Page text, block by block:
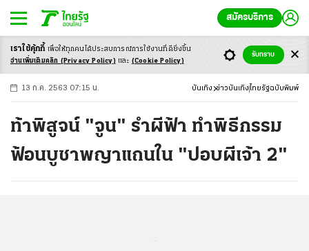
สมัครบริการ
-ก ก ก+
13 ก.ค. 2563 07:15 น. บันเทิง ข่าวบันเทิง ไทยรัฐฉบับพิมพ์
ท้าพิสูจน์ "จูน" รำผีฟ้า ทำพิธีกรรม
ฟ้อนบูชาพญาแถนใน "ปอบผีเจ้า 2"
เราใช้คุ้กกี้ เพื่อให้ทุกคนได้ประสบการณ์การใช้งานที่ดียิ่งขึ้น
อ่านเพิ่มเติมคลิก (Privacy Policy) และ (Cookie Policy)
รับทราบ